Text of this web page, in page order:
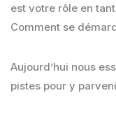
est votre rôle en
Comment se
Aujourd’hui nous
pistes pour y